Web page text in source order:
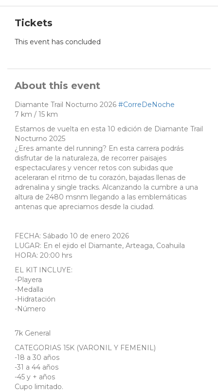
Tickets
This event has concluded
About this event
Diamante Trail Nocturno 2026 #CorreDeNoche
7 km / 15 km
Estamos de vuelta en esta 10 edición de Diamante Trail
Nocturno 2025
¿Eres amante del running? En esta carrera podrás
disfrutar de la naturaleza, de recorrer paisajes
espectaculares y vencer retos con subidas que
aceleraran el ritmo de tu corazón, bajadas llenas de
adrenalina y single tracks. Alcanzando la cumbre a una
altura de 2480 msnm llegando a las emblemáticas
antenas que apreciamos desde la ciudad.
FECHA: Sábado 10 de enero 2026
LUGAR: En el ejido el Diamante, Arteaga, Coahuila
HORA: 20:00 hrs
EL KIT INCLUYE:
-Playera
-Medalla
-Hidratación
-Número
7k General
CATEGORIAS 15K (VARONIL Y FEMENIL)
-18 a 30 años
-31 a 44 años
-45 y + años
Cupo limitado.